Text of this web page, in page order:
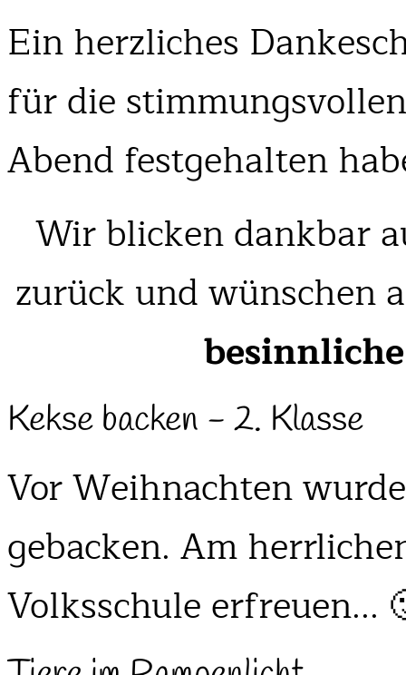
Ein herzliches
für die
Abend festgehalten
Wir blicken dankbar
zurück und wünschen
Kekse backen - 2. Klasse
Vor Weihnachten
gebacken. Am
Volksschule erfreuen...